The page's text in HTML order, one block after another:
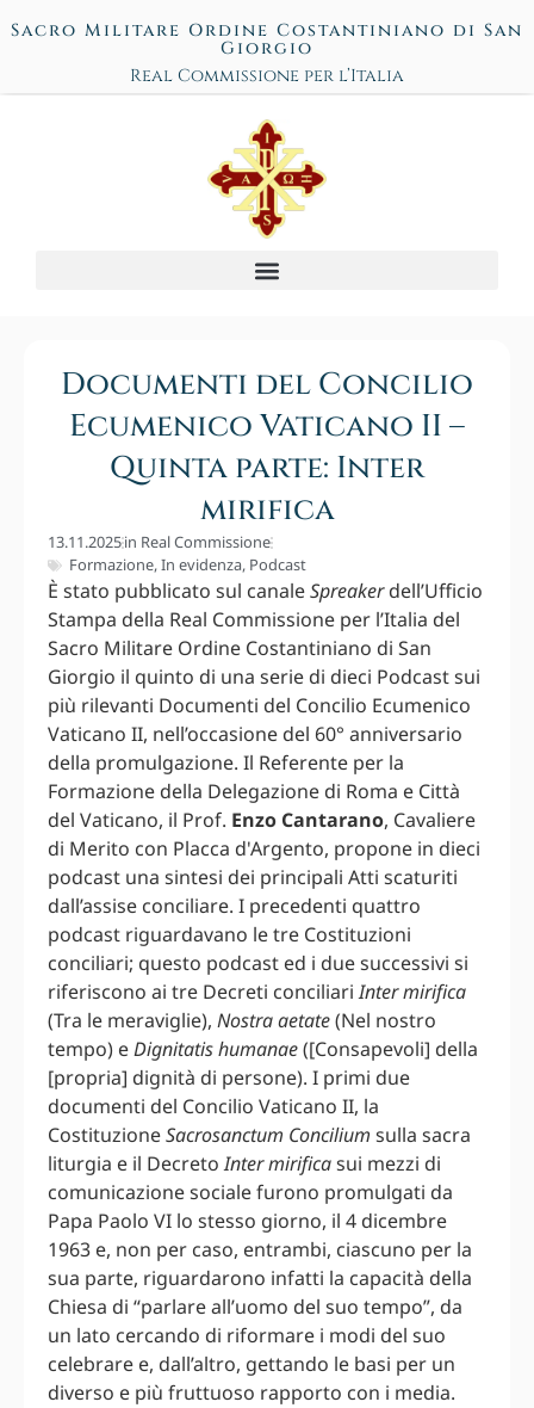
Sacro Militare Ordine Costantiniano di San
Giorgio
Real Commissione per l’Italia
Documenti del Concilio
Ecumenico Vaticano II –
Quinta parte: Inter
mirifica
13.11.2025in Real Commissione
Formazione,In evidenza, Podcast
È stato pubblicato sul canaleSpreakerdell’Ufficio
Stampa della Real Commissione per l’Italia del
Sacro Militare Ordine Costantiniano di San
Giorgio il quinto di una serie di dieci Podcast sui
più rilevanti Documenti del Concilio Ecumenico
Vaticano II, nell’occasione del 60° anniversario
della promulgazione. Il Referente per la
Formazione della Delegazione di Roma e Città
del Vaticano, il Prof. Enzo Cantarano, Cavaliere
di Merito con Placca d'Argento, propone in dieci
podcast una sintesi dei principali Atti scaturiti
dall’assise conciliare. I precedenti quattro
podcast riguardavano le tre Costituzioni
conciliari; questo podcast ed i due successivi si
riferiscono ai tre Decreti conciliariInter mirifica
(Tra le meraviglie), Nostra aetate(Nel nostro
tempo) eDignitatis humanae([Consapevoli] della
[propria] dignità di persone). I primi due
documenti del Concilio Vaticano II, la
CostituzioneSacrosanctum Concilium sulla sacra
liturgia e il DecretoInter mirificasui mezzi di
comunicazione sociale furono promulgati da
Papa Paolo VI lo stesso giorno, il 4 dicembre
1963 e, non per caso, entrambi, ciascuno per la
sua parte, riguardarono infatti la capacità della
Chiesa di “parlare all’uomo del suo tempo”, da
un lato cercando di riformare i modi del suo
celebrare e, dall’altro, gettando le basi per un
diverso e più fruttuoso rapporto con i media.